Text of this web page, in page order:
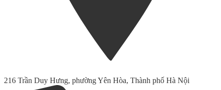
216 Trần Duy Hưng, phường Yên Hòa, Thành phố Hà Nội